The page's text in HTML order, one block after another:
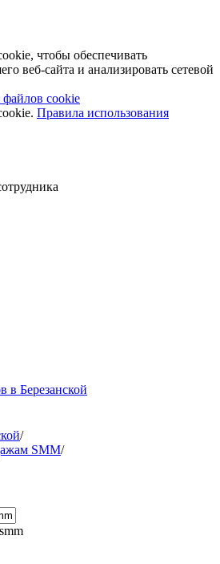
чтобы обеспечивать
веб-сайта и анализировать сетевой
файлов cookie
Правила использования
в Березанской
/
SMM/